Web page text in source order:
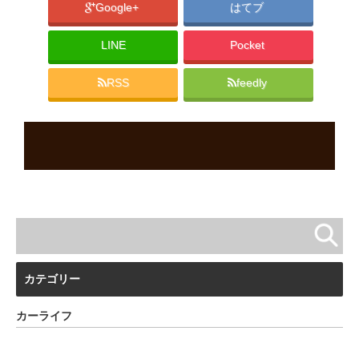
Google+ はてブ
LINE Pocket
RSS feedly
カテゴリー
カーライフ